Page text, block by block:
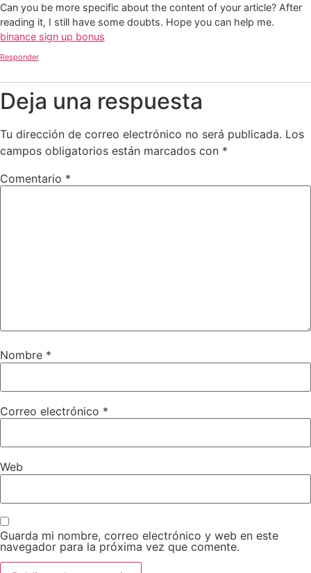
Can you be more specific about the content of your article? After
reading it, I still have some doubts. Hope you can help me.
binance sign up bonus
Responder
Deja una respuesta
Tu dirección de correo electrónico no será publicada. Los
campos obligatorios están marcados con *
Comentario *
Nombre *
Correo electrónico *
Web
Guarda mi nombre, correo electrónico y web en este
navegador para la próxima vez que comente.